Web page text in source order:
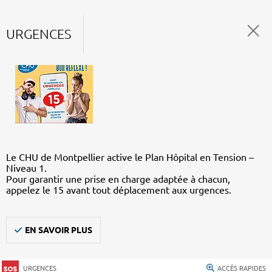
URGENCES
Le CHU de Montpellier active le Plan Hôpital en Tension –
Niveau 1.
Pour garantir une prise en charge adaptée à chacun,
appelez le 15 avant tout déplacement aux urgences.
EN SAVOIR PLUS
URGENCES ACCÈS RAPIDES